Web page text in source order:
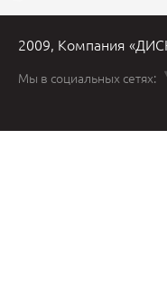
2009, Компания
Мы в социальных сетях: